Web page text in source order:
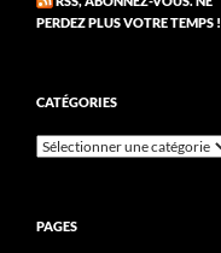
PERDEZ PLUS VOTRE TEMPS !
CATÉGORIES
Catégories
PAGES